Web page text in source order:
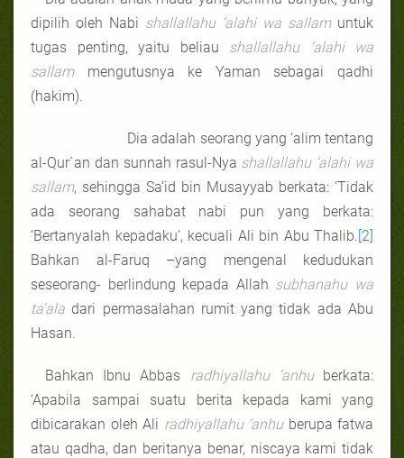
dipilih oleh Nabi shallallahu ‘alahi wa sallamuntuk
tugas penting, yaitu beliau shallallahu ‘alahi wa
sallammengutusnya ke Yaman sebagai qadhi
(hakim).
Dia adalah seorang yang ‘alim tentang
al-Qur`an dan sunnah rasul-Nya shallallahu ‘alahi wa
sallam, sehingga Sa’id bin Musayyab berkata: ‘Tidak
ada seorang sahabat nabi pun yang berkata:
‘Bertanyalah kepadaku’, kecuali Ali bin Abu Thalib. [2]
Bahkan al-Faruq –yang mengenal kedudukan
seseorang- berlindung kepada Allah subhanahu wa
ta’ala dari permasalahan rumit yang tidak ada Abu
Hasan.
Bahkan Ibnu Abbas radhiyallahu ‘anhuberkata:
‘Apabila sampai suatu berita kepada kami yang
dibicarakan oleh Ali radhiyallahu ‘anhuberupa fatwa
atau qadha, dan beritanya benar, niscaya kami tidak